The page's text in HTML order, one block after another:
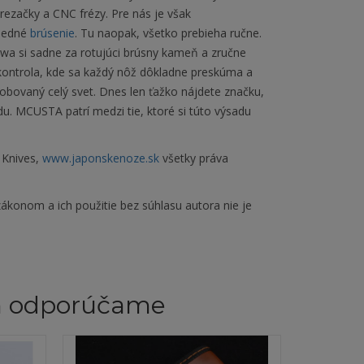
a CNC frézy. Pre nás je však
brúsenie. Tu naopak, všetko prebieha ručne.
si sadne za rotujúci brúsny kameň a zručne
kde sa každý nôž dôkladne preskúma a
celý svet. Dnes len ťažko nájdete značku,
MCUSTA patrí medzi tie, ktoré si túto výsadu
www.japonskenoze.skvšetky práva
a ich použitie bez súhlasu autora nie je